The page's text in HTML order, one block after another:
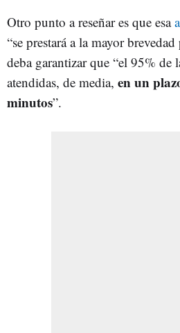
Otro punto a reseñar es que esa
“se prestará a la mayor
deba garantizar que “el 95% de
atendidas, de media, en un
minutos”.